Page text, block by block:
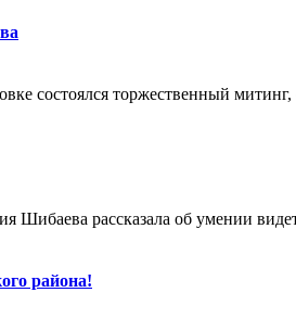
состоялся торжественный
Шибаева рассказала об умении
района!